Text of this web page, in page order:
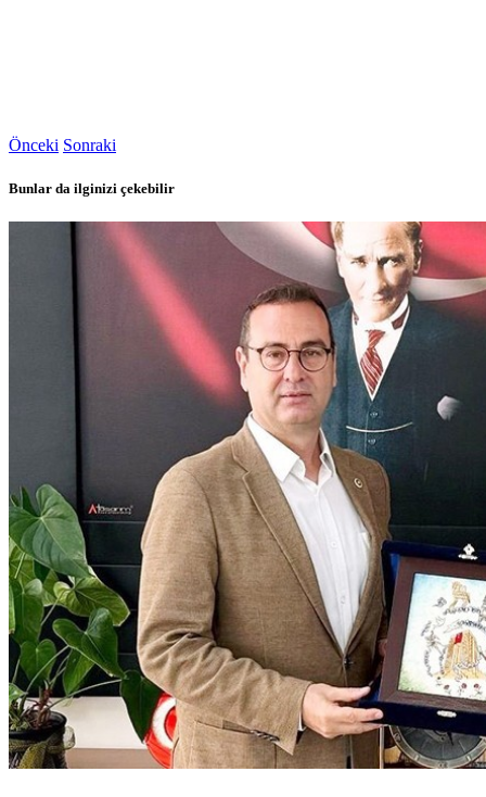
Önceki Sonraki
Bunlar da ilginizi çekebilir